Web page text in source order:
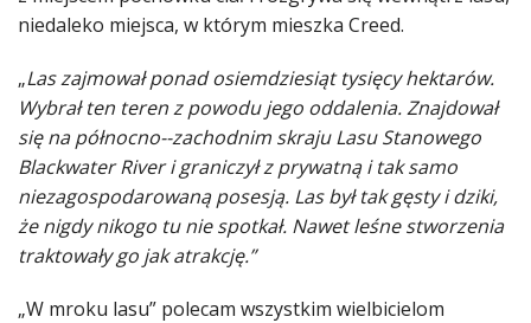
niedaleko miejsca, w którym mieszka Creed.
„Las zajmował ponad osiemdziesiąt tysięcy hektarów.
Wybrał ten teren z powodu jego oddalenia. Znajdował
się na północno--zachodnim skraju Lasu Stanowego
Blackwater River i graniczył z prywatną i tak samo
niezagospodarowaną posesją. Las był tak gęsty i dziki,
że nigdy nikogo tu nie spotkał. Nawet leśne stworzenia
traktowały go jak atrakcję.”
„W mroku lasu” polecam wszystkim wielbicielom